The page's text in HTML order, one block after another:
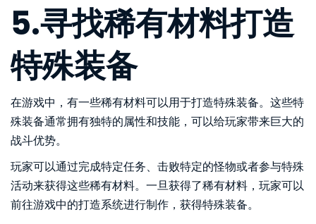
5.寻找稀有材料打造
特殊装备
在游戏中，有一些稀有材料可以用于打造特殊装备。这些特
殊装备通常拥有独特的属性和技能，可以给玩家带来巨大的
战斗优势。
玩家可以通过完成特定任务、击败特定的怪物或者参与特殊
活动来获得这些稀有材料。一旦获得了稀有材料，玩家可以
前往游戏中的打造系统进行制作，获得特殊装备。